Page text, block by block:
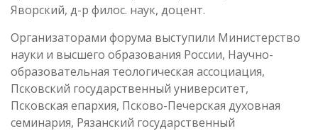
Яворский, д-р филос. наук, доцент.
Организаторами форума выступили Министерство
науки и высшего образования России, Научно-
образовательная теологическая ассоциация,
Псковский государственный университет,
Псковская епархия, Псково-Печерская духовная
семинария, Рязанский государственный